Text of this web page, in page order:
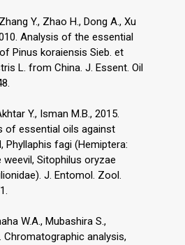
Y., Zhao H., Dong A., Xu
Analysis of the essential
Pinus koraiensis Sieb. et
L. from China. J. Essent. Oil
Y., Isman M.B., 2015.
of essential oils against
Phyllaphis fagi (Hemiptera:
weevil, Sitophilus oryzae
J. Entomol. Zool.
W.A., Mubashira S.,
Chromatographic analysis,